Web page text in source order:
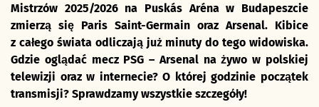
Mistrzów 2025/2026 na Puskás Aréna w Budapeszcie
zmierzą się Paris Saint-Germain oraz Arsenal. Kibice
z całego świata odliczają już minuty do tego widowiska.
Gdzie oglądać mecz PSG – Arsenal na żywo w polskiej
telewizji oraz w internecie? O której godzinie początek
transmisji? Sprawdzamy wszystkie szczegóły!